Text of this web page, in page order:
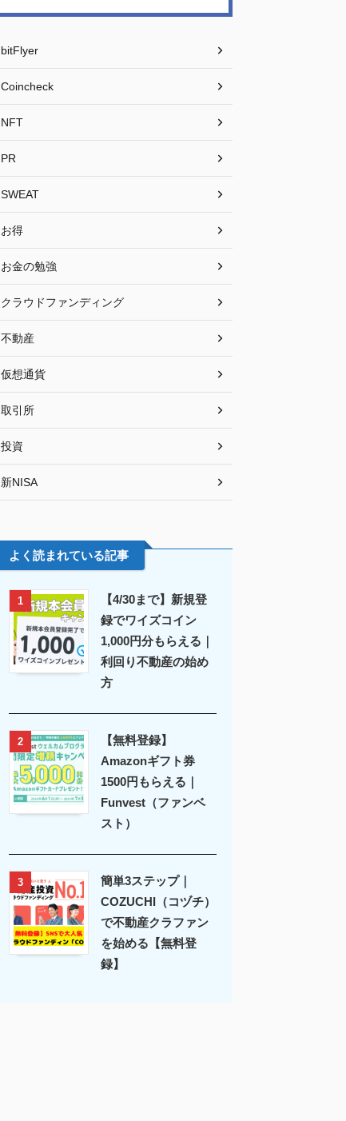
bitFlyer
Coincheck
NFT
PR
SWEAT
お得
お金の勉強
クラウドファンディング
不動産
仮想通貨
取引所
投資
新NISA
よく読まれている記事
1
【4/30まで】新規登
録でワイズコイン
1,000円分もらえる｜
利回り不動産の始め
方
2
【無料登録】
Amazonギフト券
1500円もらえる｜
Funvest（ファンベ
スト）
3
簡単3ステップ｜
COZUCHI（コヅチ）
で不動産クラファン
を始める【無料登
録】